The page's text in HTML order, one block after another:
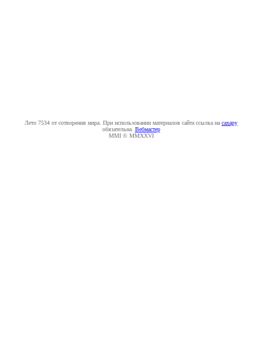
Лето 7534 от сотворения мира. При использовании материалов сайта ссылка на caxapу
обязательна. Вебмастер
MMI © MMXXVI